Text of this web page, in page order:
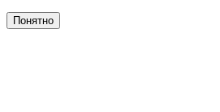
Понятно